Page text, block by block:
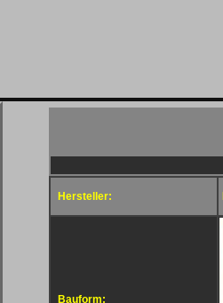
Hersteller:
Bauform: